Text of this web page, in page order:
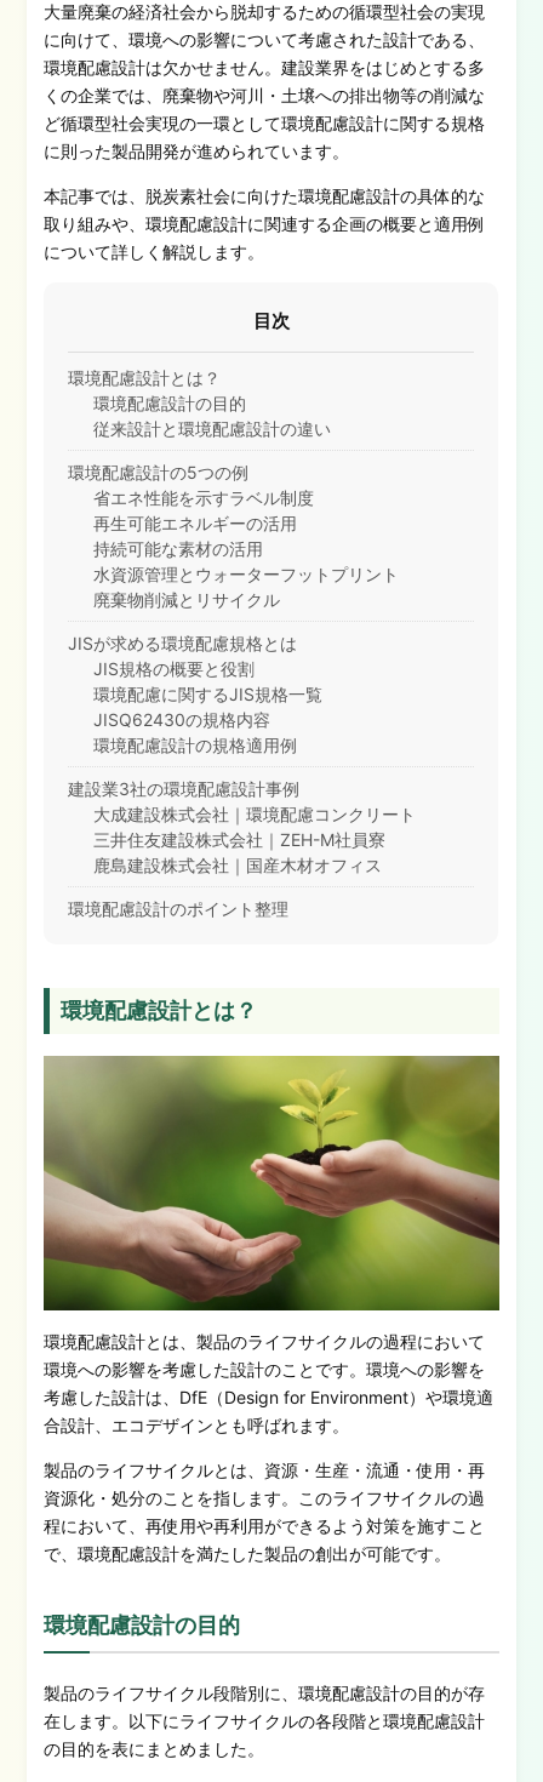
大量廃棄の経済社会から脱却するための循環型社会の実現
に向けて、環境への影響について考慮された設計である、
環境配慮設計は欠かせません。建設業界をはじめとする多
くの企業では
廃棄物や河川・土壌への排出物等の削減な
ど循環型社会実現の一環として環境配慮設計に関する規格
に則った製品開発が進められています。
本記事では、脱炭素社会に向けた環境配慮設計の具体的な
取り組みや、環境配慮設計に関連する企画の概要と適用例
について詳しく解説します。
目次
環境配慮設計とは？
環境配慮設計の目的
従来設計と環境配慮設計の違い
環境配慮設計の5つの例
省エネ性能を示すラベル制度
再生可能エネルギーの活用
持続可能な素材の活用
水資源管理とウォーターフットプリント
廃棄物削減とリサイクル
JISが求める環境配慮規格とは
JIS規格の概要と役割
環境配慮に関するJIS規格一覧
JISQ62430の規格内容
環境配慮設計の規格適用例
建設業3社の環境配慮設計事例
大成建設株式会社｜環境配慮コンクリート
三井住友建設株式会社｜ZEH-M社員寮
鹿島建設株式会社｜国産木材オフィス
環境配慮設計のポイント整理
環境配慮設計とは？
環境配慮設計とは、製品のライフサイクルの過程において
環境への影響を考慮した設計のことです。環境への影響を
考慮した設計は DfE（Design for Environment）や環境適
合設計
エコデザインとも呼ばれます。
製品のライフサイクルとは、資源・生産・流通・使用・再
資源化・処分のことを指します。 このライフサイクルの過
程において、再使用や再利用ができるよう対策を施すこと
で、環境配慮設計を満たした製品の創出が可能です。
環境配慮設計の目的
製品のライフサイクル段階別に、環境配慮設計の目的が存
在します。以下にライフサイクルの各段階と環境配慮設計
の目的を表にまとめました。